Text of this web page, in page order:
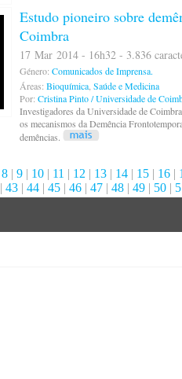
Estudo pioneiro sobre
Coimbra
17 Mar 2014 - 16h32 - 3.836
Género: Comunicados de Imprensa.
Áreas: Bioquímica Saúde e Medicina
Por: Cristina Pinto / Universidade de
Investigadores da Universidade de
os mecanismos da Demência
demências.
8 | 9 | 10 | 11 | 12 | 13 | 14 | 15 | 16 |
| 43 | 44 | 45 | 46 | 47 | 48 | 49 | 50 |